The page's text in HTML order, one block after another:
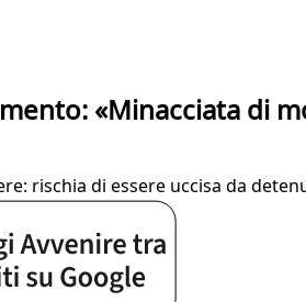
«Minacciata di
rischia di essere uccisa da